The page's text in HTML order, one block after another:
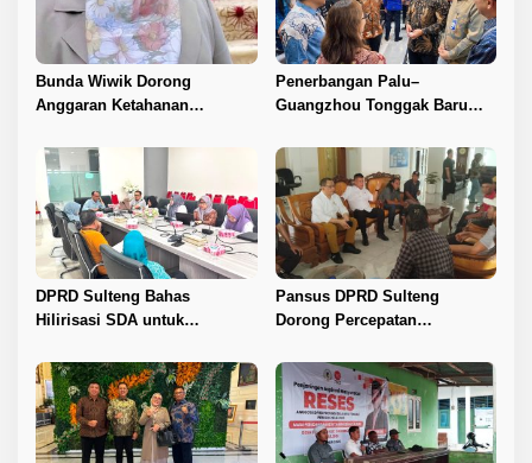
Bunda Wiwik Dorong
Anggaran Ketahanan
Penerbangan Palu–
Guangzhou Tonggak Baru
DPRD Sulteng Bahas
Hilirisasi SDA untuk
Pansus DPRD Sulteng
Dorong Percepatan
Sawit di Toli-Toli